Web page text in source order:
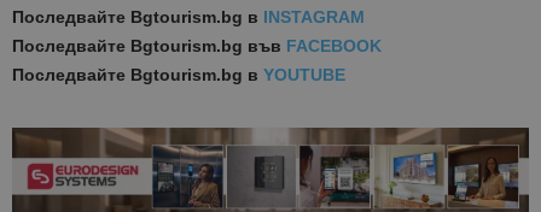
Последвайте Bgtourism.bg в INSTAGRAM
Последвайте Bgtourism.bg във FACEBOOK
Последвайте Bgtourism.bg в YOUTUBE